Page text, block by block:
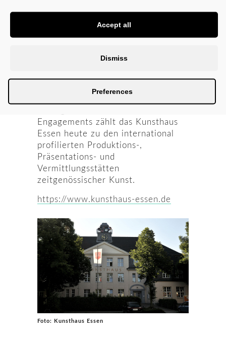
besichtigen und den Prozess der
Ideenentstehung direkt beobachten
Kunsthaus als Atelierhaus und
Engagements zählt das Kunsthaus
Essen heute zu den international
profilierten Produktions-,
Präsentations- und
Vermittlungsstätten
zeitgenössischer Kunst.
https://www.kunsthaus-essen.de
Foto: Kunsthaus Essen
Accept all
Dismiss
Preferences